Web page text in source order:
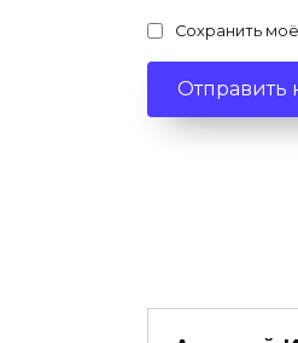
Сохранить